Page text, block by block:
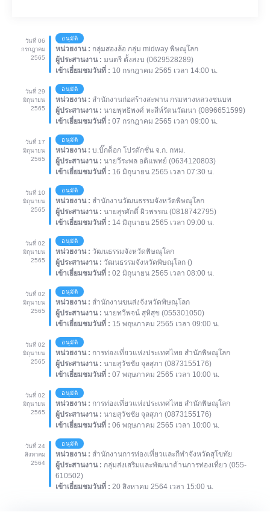
วันที่ 06
กรกฎาคม
2565
อนุมัติ
หน่วยงาน : กลุ่มสองล้อ กลุ่ม midway พิษณุโลก
ผู้ประสานงาน : มนตรี ตั้งสงบ (0629528289)
เข้าเยี่ยมชมวันที่ : 10 กรกฎาคม 2565 เวลา 14:00 น.
วันที่ 29
มิถุนายน
2565
อนุมัติ
หน่วยงาน : สำนักงานก่อสร้างสะพาน กรมทางหลวงชนบท
ผู้ประสานงาน : นายพุทธิพงศ์ หะสีห์รัตนวัฒนา (0896651599)
เข้าเยี่ยมชมวันที่ : 07 กรกฎาคม 2565 เวลา 09:00 น.
วันที่ 17
มิถุนายน
2565
อนุมัติ
หน่วยงาน : บ.บิ๊กด็อก โปรดักชั่น จ.ก. กทม.
ผู้ประสานงาน : นายวีระพล อติแพทย์ (0634120803)
เข้าเยี่ยมชมวันที่ : 16 มิถุนายน 2565 เวลา 07:30 น.
วันที่ 10
มิถุนายน
2565
อนุมัติ
หน่วยงาน : สำนักงานวัฒนธรรมจังหวัดพิษณุโลก
ผู้ประสานงาน : นายสุรศักดิ์ ผิวพรรณ (0818742795)
เข้าเยี่ยมชมวันที่ : 14 มิถุนายน 2565 เวลา 09:00 น.
วันที่ 02
มิถุนายน
2565
อนุมัติ
หน่วยงาน : วัฒนธรรมจังหวัดพิษณุโลก
ผู้ประสานงาน : วัฒนธรรมจังหวัดพิษณุโลก ()
เข้าเยี่ยมชมวันที่ : 02 มิถุนายน 2565 เวลา 08:00 น.
วันที่ 02
มิถุนายน
2565
อนุมัติ
หน่วยงาน : สำนักงานขนส่งจังหวัดพิษณุโลก
ผู้ประสานงาน : นายทวีพจน์ สุหิสุข (055301050)
เข้าเยี่ยมชมวันที่ : 15 พฤษภาคม 2565 เวลา 09:00 น.
วันที่ 02
มิถุนายน
2565
อนุมัติ
หน่วยงาน : การท่องเที่ยวแห่งประเทศไทย สำนักพิษณุโลก
ผู้ประสานงาน : นายสุวัชชัย จุลสุภา (0873155176)
เข้าเยี่ยมชมวันที่ : 07 พฤษภาคม 2565 เวลา 10:00 น.
วันที่ 02
มิถุนายน
2565
อนุมัติ
หน่วยงาน : การท่องเที่ยวแห่งประเทศไทย สำนักพิษณุโลก
ผู้ประสานงาน : นายสุวัชชัย จุลสุภา (0873155176)
เข้าเยี่ยมชมวันที่ : 06 พฤษภาคม 2565 เวลา 10:00 น.
วันที่ 24
สิงหาคม
2564
อนุมัติ
หน่วยงาน : สำนักงานการท่องเที่ยวและกีฬาจังหวัดสุโขทัย
ผู้ประสานงาน : กลุ่มส่งเสริมและพัฒนาด้านการท่องเที่ยว (055-
610502)
เข้าเยี่ยมชมวันที่ : 20 สิงหาคม 2564 เวลา 15:00 น.